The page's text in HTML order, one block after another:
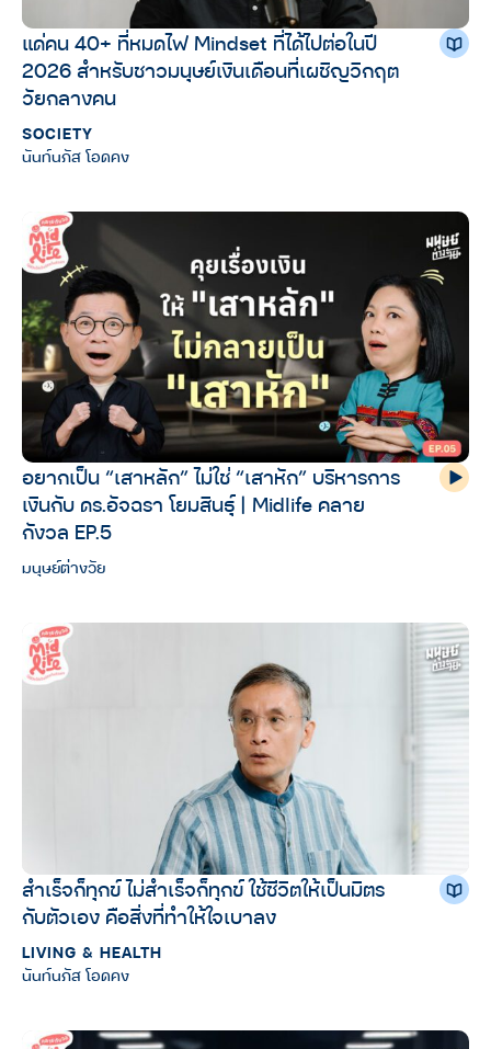
แด่คน 40+ ที่หมดไฟ Mindset ที่ได้ไปต่อในปี
2026 สำหรับชาวมนุษย์เงินเดือนที่เผชิญวิกฤต
วัยกลางคน
SOCIETY
นันท์นภัส โอดคง
อยากเป็น “เสาหลัก” ไม่ใช่ “เสาหัก” บริหารการ
เงินกับ ดร.อัจฉรา โยมสินธุ์ | Midlife คลาย
กังวล EP.5
มนุษย์ต่างวัย
สำเร็จก็ทุกข์ ไม่สำเร็จก็ทุกข์ ใช้ชีวิตให้เป็นมิตร
กับตัวเอง คือสิ่งที่ทำให้ใจเบาลง
LIVING & HEALTH
นันท์นภัส โอดคง